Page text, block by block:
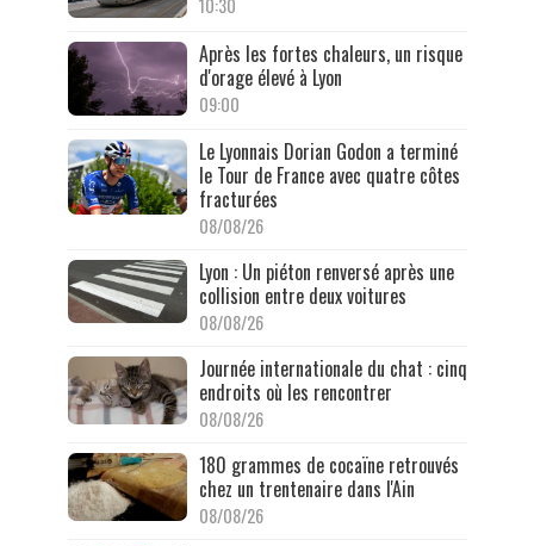
10:30
Après les fortes chaleurs, un risque
d'orage élevé à Lyon
09:00
Le Lyonnais Dorian Godon a terminé
le Tour de France avec quatre côtes
fracturées
08/08/26
Lyon : Un piéton renversé après une
collision entre deux voitures
08/08/26
Journée internationale du chat : cinq
endroits où les rencontrer
08/08/26
180 grammes de cocaïne retrouvés
chez un trentenaire dans l'Ain
08/08/26